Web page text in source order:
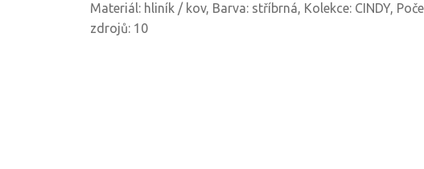
Materiál: hliník / kov, Barva: stříbrná, Kolekce: CINDY,
zdrojů: 10